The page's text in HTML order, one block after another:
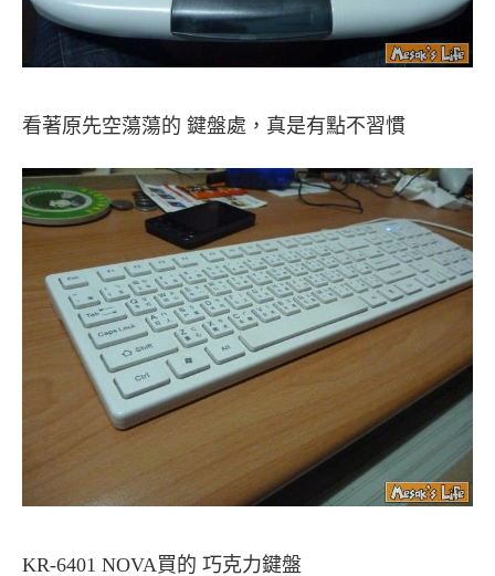
看著原先空蕩蕩的 鍵盤處，真是有點不習慣
KR-6401 NOVA買的 巧克力鍵盤